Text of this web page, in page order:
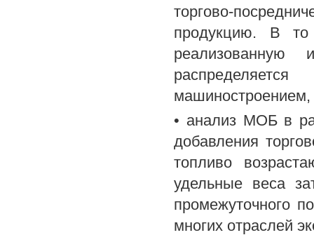
торгово-
продукцию. В то
• анализ МОБ в
добавления
топливо
удельные веса
промежуточного
многих отраслей